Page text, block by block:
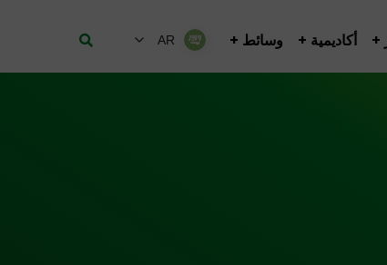
أكاديمية وسائط AR